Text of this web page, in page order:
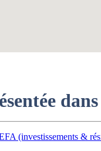
(investissements &